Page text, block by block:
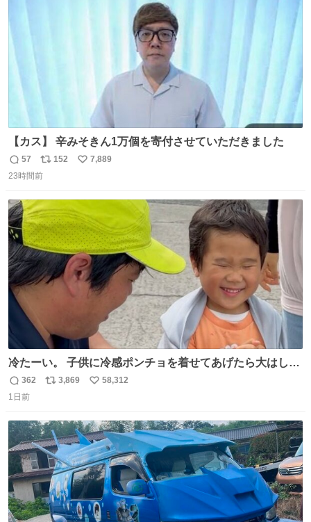
【カス】 辛みそきん1万個を寄付させていただきました
返
信
57
リ
ポ
ト
数
152
い
数
7,889
23時間前
冷たーい。 子供に冷感ポンチョを着せてあげたら大はしゃ
ぎで喜んでくれました。 こんな素敵な代物を提供してくれ
た山口県の恩師に感謝。
返
信
362
リ
ト
数
3,869
い
数
58,312
1日前